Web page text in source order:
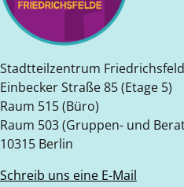
Stadtteilzentrum
Einbecker Straße 85 (Etage 5)
Raum 515 (Büro)
Raum 503 (Gruppen- und
10315 Berlin
Schreib uns eine E-Mail